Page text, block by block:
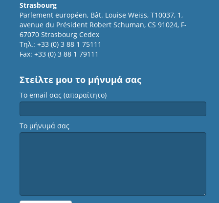
Strasbourg
Parlement européen, Bât. Louise Weiss, T10037, 1,
avenue du Président Robert Schuman, CS 91024, F-
67070 Strasbourg Cedex
Τηλ.: +33 (0) 3 88 1 75111
Fax: +33 (0) 3 88 1 79111
Στείλτε μου το μήνυμά σας
Το email σας (απαραίτητο)
Το μήνυμά σας